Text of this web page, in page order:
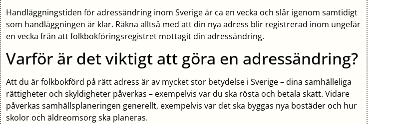
Handläggningstiden för adressändring inom Sverige är ca en vecka och slår igenom samtidigt
som handläggningen är klar. Räkna alltså med att din nya adress blir registrerad inom ungefär
en vecka från att folkbokföringsregistret mottagit din adressändring.
Varför är det viktigt att göra en adressändring?
Att du är folkbokförd på rätt adress är av mycket stor betydelse i Sverige – dina samhälleliga
rättigheter och skyldigheter påverkas – exempelvis var du ska rösta och betala skatt. Vidare
påverkas samhällsplaneringen generellt, exempelvis var det ska byggas nya bostäder och hur
skolor och äldreomsorg ska planeras.